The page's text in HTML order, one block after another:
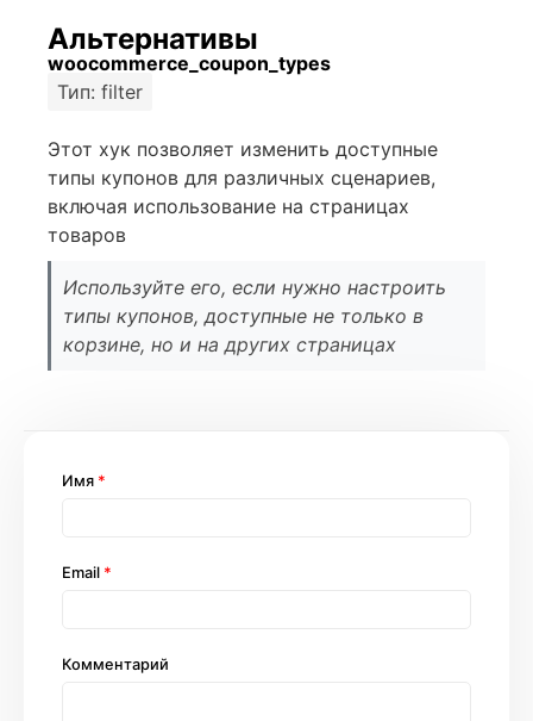
Альтернативы
woocommerce_coupon_types
Тип: filter
Этот хук позволяет изменить доступные
типы купонов для различных сценариев,
включая использование на страницах
товаров
Используйте его, если нужно настроить
типы купонов, доступные не только в
корзине, но и на других страницах
Комментарий
Имя *
Email *